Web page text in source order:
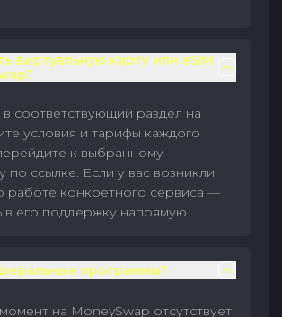
виртуальную карту или eSIM
соответствующий раздел на
условия и тарифы каждого
к выбранному
по ссылке. Если у вас возникли
работе конкретного сервиса —
в его поддержку напрямую.
программы?
на MoneySwap отсутствует